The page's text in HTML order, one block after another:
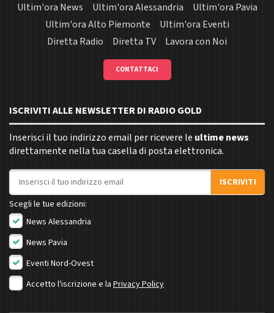
Ultim'ora News
Ultim'ora Alessandria
Ultim'ora Pavia
Ultim'ora Alto Piemonte
Ultim'ora Eventi
Diretta Radio
Diretta TV Lavora con Noi
CONTATTACI
ISCRIVITI ALLE NEWSLETTER DI RADIO GOLD
Inserisci il tuo indirizzo email per ricevere le ultime news
direttamente nella tua casella di posta elettronica.
Indirizzo email
ISCRIVITI
Scegli le tue edizioni:
News Alessandria
News Pavia
Eventi Nord-Ovest
Accetto l'iscrizione e la Privacy Policy